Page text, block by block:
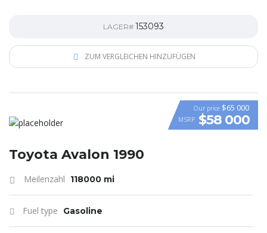
LAGER# 153093
ZUM VERGLEICHEN HINZUFÜGEN
VIDEO
Our price $65 000
MSRP $58 000
Toyota Avalon 1990
Meilenzahl 118000 mi
Fuel type Gasoline